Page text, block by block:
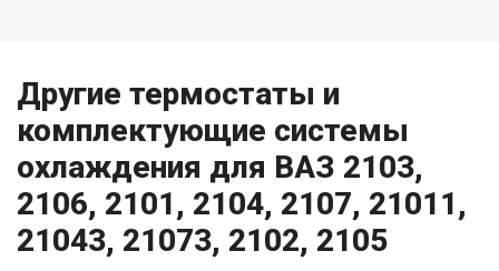
Другие термостаты и
комплектующие системы
охлаждения для ВАЗ 2103,
2106, 2101, 2104, 2107, 21011,
21043, 21073, 2102, 2105